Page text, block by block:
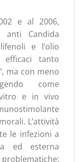
e al 2006,
anti Candida
e l’olio
efficaci tanto
ma con meno
come
e in vivo
L’attività
le infezioni a
ed esterna